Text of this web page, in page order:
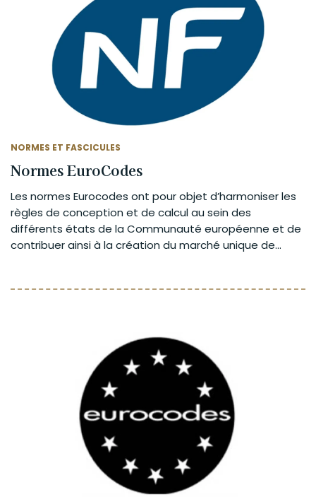
NORMES ET FASCICULES
Normes EuroCodes
Les normes Eurocodes ont pour objet d’harmoniser les
règles de conception et de calcul au sein des
différents états de la Communauté européenne et de
contribuer ainsi à la création du marché unique de...